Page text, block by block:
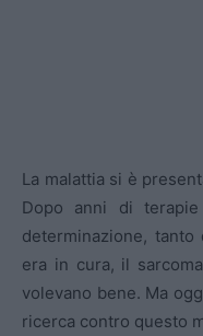
La malattia si è
Dopo anni di
determinazione,
era in cura, il
volevano bene. Ma
ricerca contro questo